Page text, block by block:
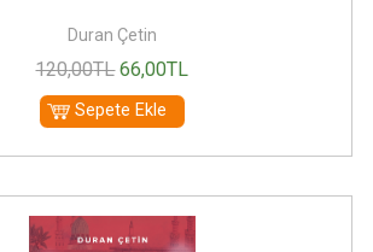
Duran Çetin
120,00TL 66,00TL
Sepete Ekle